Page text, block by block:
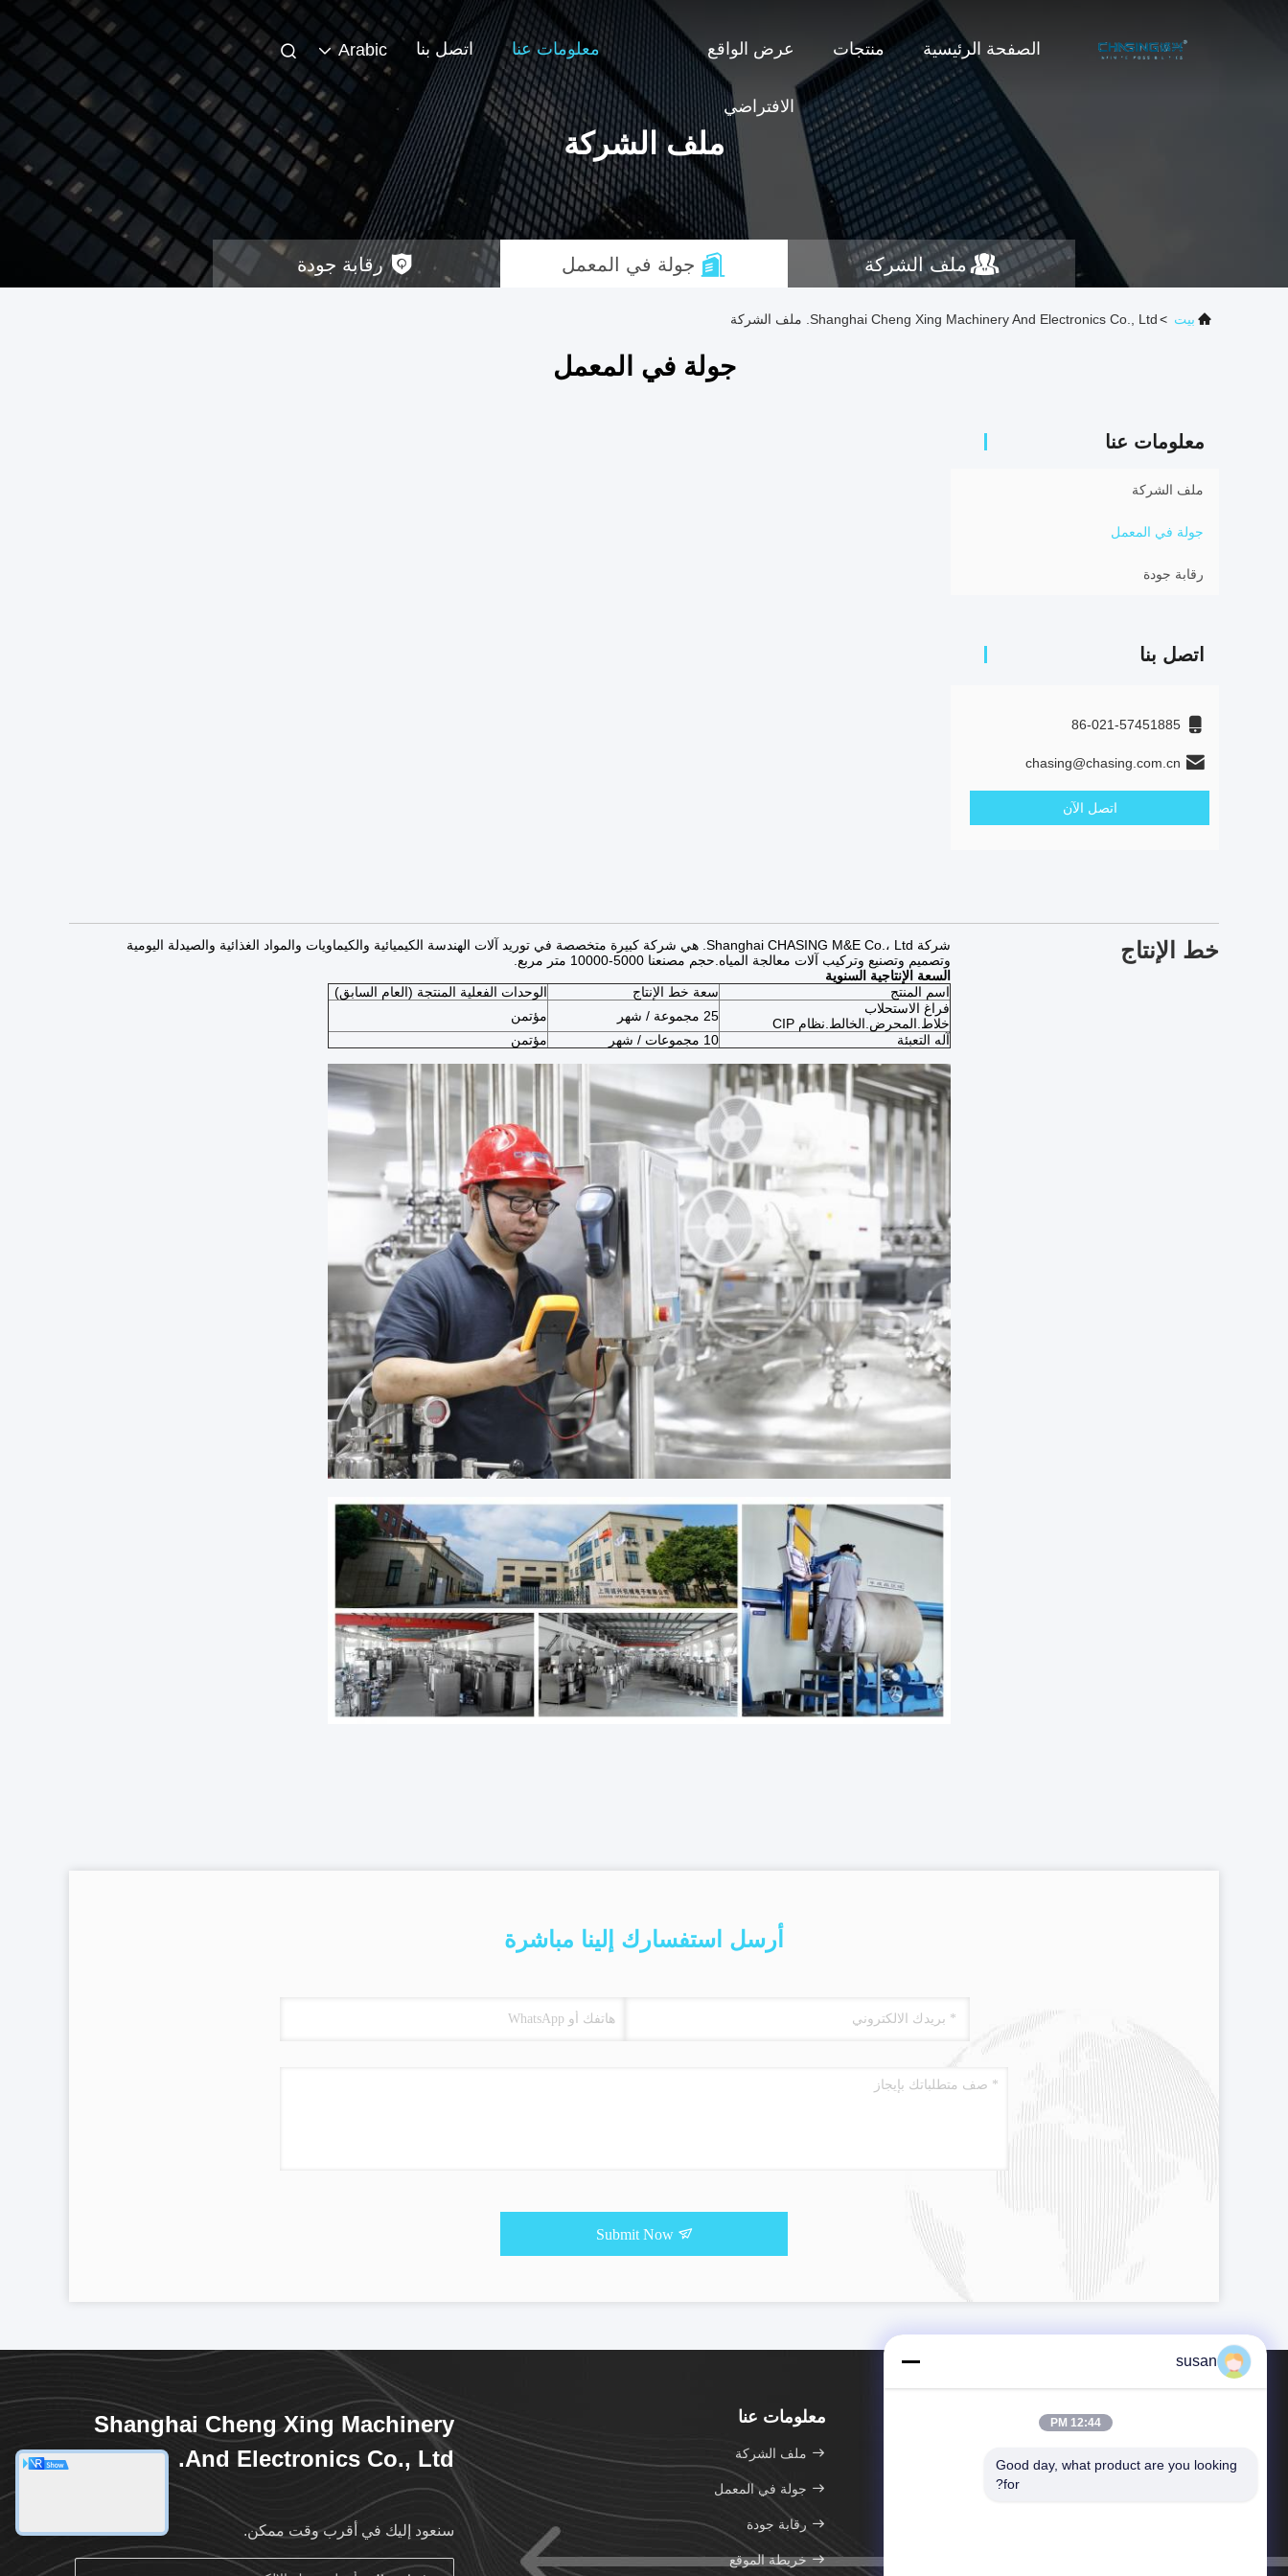
الصفحة الرئيسية منتجات عرض الواقع
الافتراضي
معلومات عنا اتصل بنا Arabic
ملف الشركة
ملف الشركة جولة في المعمل رقابة جودة
بيت >Shanghai Cheng Xing Machinery And Electronics Co., Ltd. ملف الشركة
جولة في المعمل
معلومات عنا
ملف الشركة
جولة في المعمل
رقابة جودة
اتصل بنا
86-021-57451885
chasing@chasing.com.cn
اتصل الآن
خط الإنتاج
شركة Shanghai CHASING M&E Co.، Ltd. هي شركة كبيرة متخصصة في توريد آلات الهندسة الكيميائية والكيماويات والمواد الغذائية والصيدلة اليومية
وتصميم وتصنيع وتركيب آلات معالجة المياه.حجم مصنعنا 5000-10000 متر مربع.
السعة الإنتاجية السنوية
اسم المنتج
سعة خط الإنتاج
الوحدات الفعلية المنتجة (العام السابق)
فراغ الاستحلاب
خلاط.المحرض.الخالط.نظام CIP
25 مجموعة / شهر
مؤتمن
آله التعبئة
10 مجموعات / شهر مؤتمن
أرسل استفسارك إلينا مباشرة
Submit Now
هاتف：86-021-57451885
معلومات عنا
ملف الشركة
جولة في المعمل
رقابة جودة
خريطة الموقع
Shanghai Cheng Xing Machinery
And Electronics Co., Ltd.
سنعود إليك في أقرب وقت ممكن.
susan
12:44 PM
Good day, what product are you looking
for?